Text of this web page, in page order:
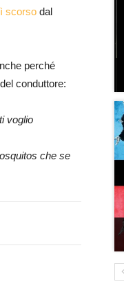
scorso dal
perché
conduttore:
voglio
che se